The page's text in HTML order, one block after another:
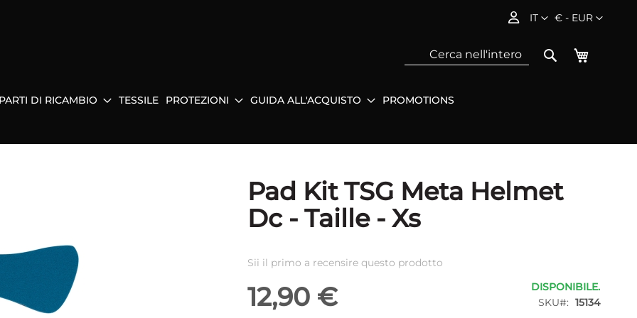
Valuta
€ - EUR
Lingua
IT
Carrello
Search
PARTI DI RICAMBIO TESSILE PROTEZIONI GUIDA ALL'ACQUISTO PROMOTIONS
Pad Kit TSG Meta Helmet
Dc - Taille - Xs
Sii il primo a recensire questo prodotto
12,90 €
DISPONIBILE.
SKU
15134